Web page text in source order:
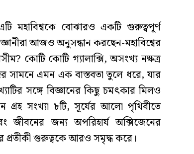
মহাবিশ্বকে বোঝারও একটি গুরুত্বপূর্ণ
আজও অনুসন্ধান করছেন-মহাবিশ্বের
কোটি কোটি গ্যালাক্সি, অসংখ্য নক্ষত্র
সামনে এমন এক বাস্তবতা তুলে ধরে, যার
সঙ্গে বিজ্ঞানের কিছু চমৎকার মিলও
গ্রহ সংখ্যা ৮টি, সূর্যের আলো পৃথিবীতে
জীবনের জন্য অপরিহার্য অক্সিজেনের
প্রতীকী গুরুত্বকে আরও সমৃদ্ধ করে।